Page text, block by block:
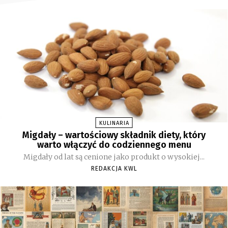
KULINARIA
Migdały – wartościowy składnik diety, który
warto włączyć do codziennego menu
Migdały od lat są cenione jako produkt o wysokiej...
REDAKCJA KWL